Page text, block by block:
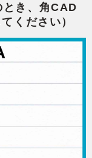
き、角CAD
ください）